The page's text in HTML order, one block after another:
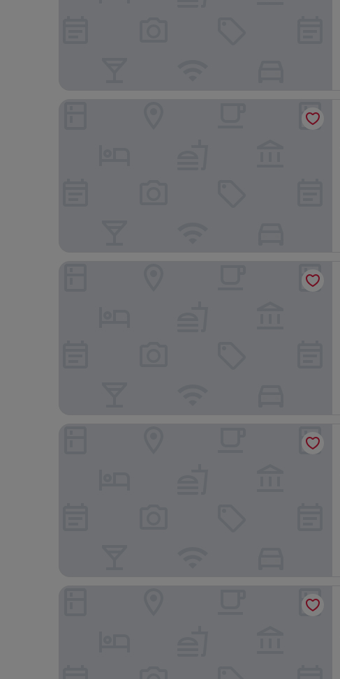
Eurostars Old Montreal Suites & Apartments
Hotel Europa, BW Signature Collection